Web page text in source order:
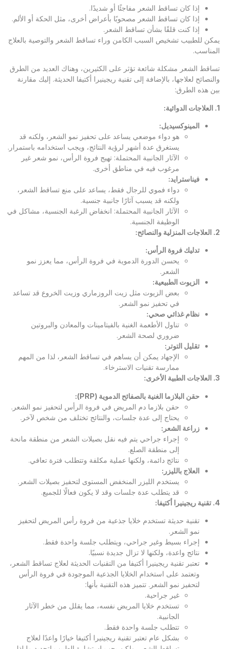
إذا كان تساقط الشعر مفاجئًا أو شديدًا.
إذا كان تساقط الشعر مصحوبًا بأعراض أخرى، مثل الحكة أو الألم.
إذا كنت قلقًا بشأن تساقط الشعر.
يمكن للطبيب تشخيص السبب الكامن وراء تساقط الشعر والتوصية بالعلاج
المناسب.
تساقط الشعر مشكلة شائعة تؤثر على الكثيرين، وهناك العديد من الطرق
والنصائح لعلاجها، بالإضافة إلى تقنية ريجينيرا أكتيفا الحديثة. إليك مقارنة
بين هذه الطرق:
1. العلاجات الدوائية:
المينوكسيديل:
هو دواء موضعي يساعد على تحفيز نمو الشعر، ولكنه قد
يستغرق عدة أشهر لرؤية النتائج، ويجب استخدامه باستمرار.
الآثار الجانبية المحتملة: تهيج فروة الرأس، نمو شعر غير
مرغوب فيه في مناطق أخرى.
فيناسترايد:
دواء فموي للرجال فقط، يساعد على منع تساقط الشعر،
ولكنه قد يسبب آثارًا جانبية جنسية.
الآثار الجانبية المحتملة: انخفاض الرغبة الجنسية، مشاكل في
الوظيفة الجنسية.
2. العلاجات المنزلية والنصائح:
تدليك فروة الرأس:
يحسن الدورة الدموية في فروة الرأس، مما يعزز نمو
الشعر.
الزيوت الطبيعية:
بعض الزيوت مثل زيت الروزماري وزيت الخروع قد تساعد
في تحفيز نمو الشعر.
نظام غذائي صحي:
تناول الأطعمة الغنية بالفيتامينات والمعادن والبروتين
ضروري لصحة الشعر.
تقليل التوتر :
الإجهاد يمكن أن يساهم في تساقط الشعر، لذا من المهم
ممارسة تقنيات الاسترخاء.
3.
العلاجات الطبية الأخرى:
حقن البلازما الغنية بالصفائح الدموية (PRP):
حقن بلازما دم المريض في فروة الرأس لتحفيز نمو الشعر.
يحتاج إلى عدة جلسات، والنتائج تختلف من شخص لآخر.
زراعة الشعر :
إجراء جراحي يتم فيه نقل بصيلات الشعر من منطقة مانحة
إلى منطقة الصلع.
نتائج دائمة، ولكنها عملية مكلفة وتتطلب فترة تعافي.
العلاج بالليزر :
يستخدم الليزر المنخفض المستوى لتحفيز بصيلات الشعر.
قد يتطلب عدة جلسات وقد لا يكون فعالًا للجميع.
4. تقنية ريجينيرا أكتيفا:
تقنية حديثة تستخدم خلايا جذعية من فروة رأس المريض لتحفيز
نمو الشعر.
إجراء بسيط وغير جراحي، ويتطلب جلسة واحدة فقط.
نتائج واعدة، ولكنها لا تزال جديدة نسبيًا.
تعتبر تقنية ريجينيرا أكتيفا من التقنيات الحديثة لعلاج تساقط الشعر،
وتعتمد على استخدام الخلايا الجذعية الموجودة في فروة الرأس
لتحفيز نمو الشعر. تتميز هذه التقنية بأنها:
غير جراحية.
تستخدم خلايا المريض نفسه، مما يقلل من خطر الآثار
الجانبية.
تتطلب جلسة واحدة فقط.
بشكل عام تعتبر تقنية ريجينيرا أكتيفا خيارًا واعدًا لعلاج